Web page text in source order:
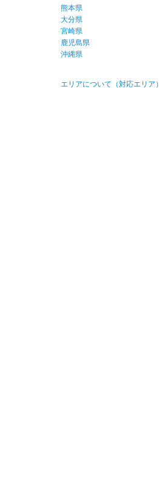
熊本県
大分県
宮崎県
鹿児島県
沖縄県
エリアについて（対応エリア）